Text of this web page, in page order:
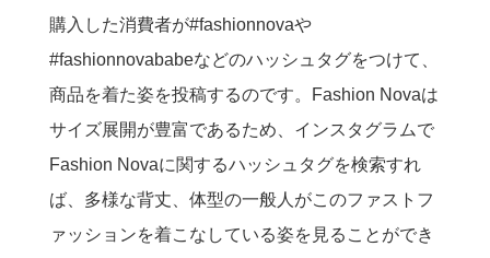
購入した消費者が#fashionnovaや
#fashionnovababeなどのハッシュタグをつけて、
商品を着た姿を投稿するのです。Fashion Novaは
サイズ展開が豊富であるため、インスタグラムで
Fashion Novaに関するハッシュタグを検索すれ
ば、多様な背丈、体型の一般人がこのファストフ
ァッションを着こなしている姿を見ることができ